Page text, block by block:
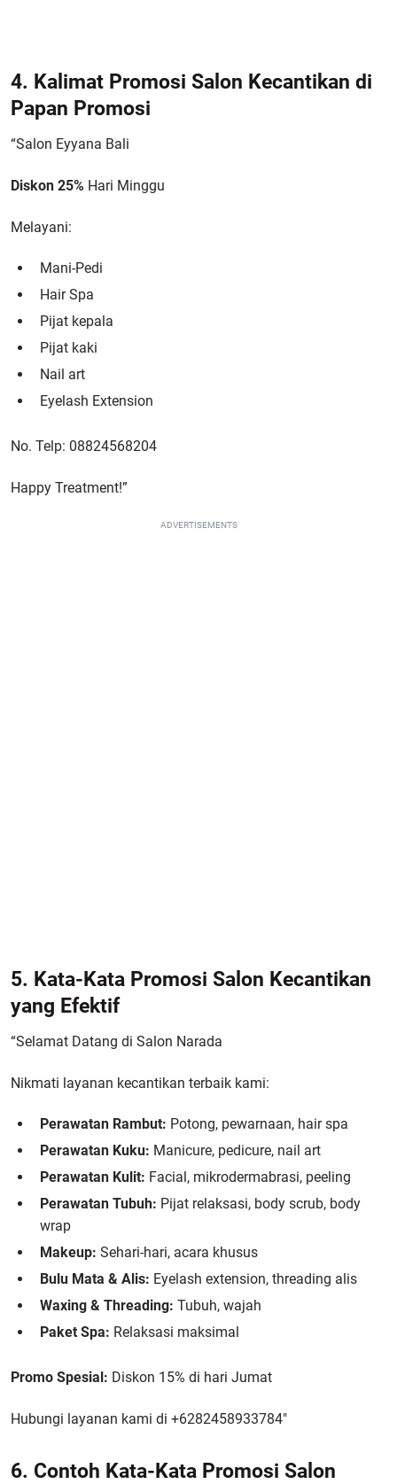
4. Kalimat Promosi Salon Kecantikan di
Papan Promosi
“Salon Eyyana Bali
Diskon 25% Hari Minggu
Melayani:
Mani-Pedi
Hair Spa
Pijat kepala
Pijat kaki
Nail art
Eyelash Extension
No. Telp: 08824568204
Happy Treatment!”
ADVERTISEMENTS
5. Kata-Kata Promosi Salon Kecantikan
yang Efektif
“Selamat Datang di Salon Narada
Nikmati layanan kecantikan terbaik kami:
Perawatan Rambut: Potong, pewarnaan, hair spa
Perawatan Kuku: Manicure, pedicure, nail art
Perawatan Kulit: Facial, mikrodermabrasi, peeling
Perawatan Tubuh: Pijat relaksasi, body scrub, body
wrap
Makeup: Sehari-hari, acara khusus
Bulu Mata & Alis: Eyelash extension, threading alis
Waxing & Threading: Tubuh, wajah
Paket Spa: Relaksasi maksimal
Promo Spesial: Diskon 15% di hari Jumat
Hubungi layanan kami di +6282458933784″
6. Contoh Kata-Kata Promosi Salon